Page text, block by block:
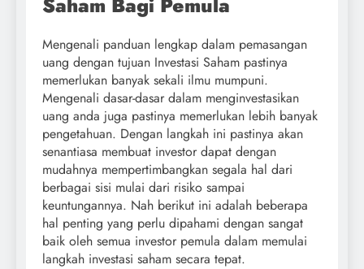
Mengenali panduan lengkap dalam pemasangan
uang dengan tujuan Investasi Saham pastinya
memerlukan banyak sekali ilmu mumpuni.
Mengenali dasar-dasar dalam menginvestasikan
uang anda juga pastinya memerlukan lebih banyak
pengetahuan. Dengan langkah ini pastinya akan
senantiasa membuat investor dapat dengan
mudahnya mempertimbangkan segala hal dari
berbagai sisi mulai dari risiko sampai
keuntungannya. Nah berikut ini adalah beberapa
hal penting yang perlu dipahami dengan sangat
baik oleh semua investor pemula dalam memulai
langkah investasi saham secara tepat.